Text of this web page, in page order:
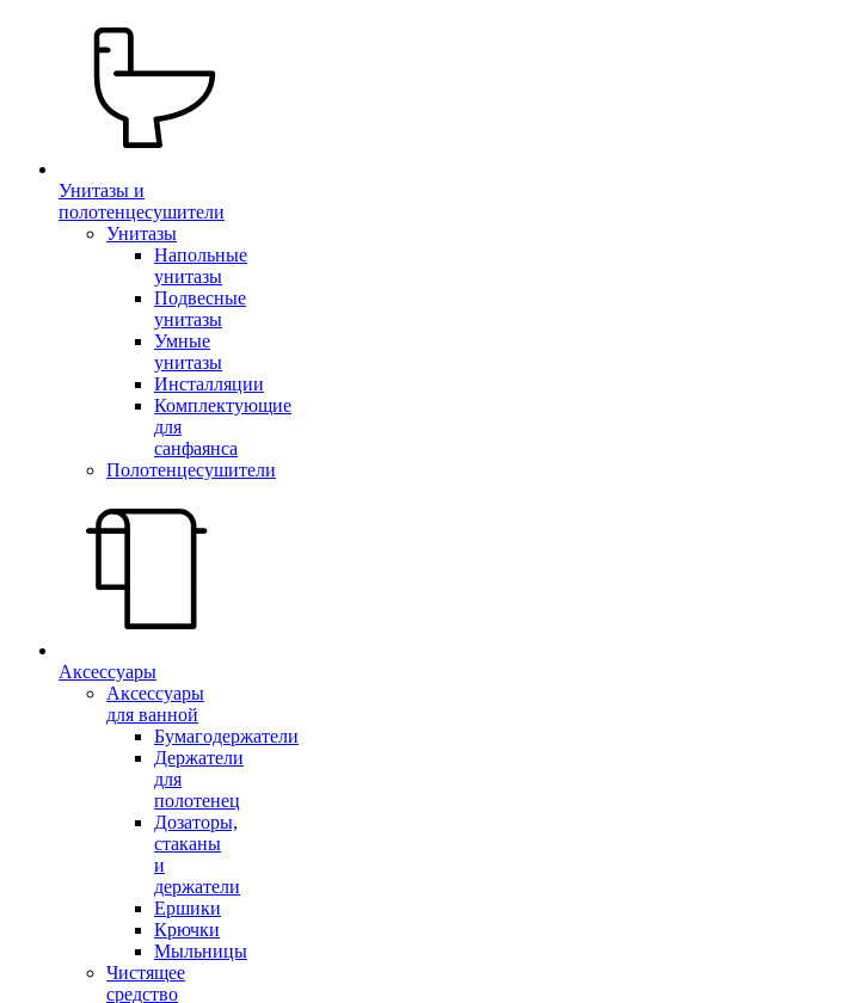
Унитазы и
полотенцесушители
Унитазы
Напольные
унитазы
Подвесные
унитазы
Умные
унитазы
Инсталляции
Комплектующие
для
санфаянса
Полотенцесушители
Аксессуары
Аксессуары
для ванной
Бумагодержатели
Держатели
для
полотенец
Дозаторы,
стаканы
и
держатели
Ершики
Крючки
Мыльницы
Чистящее
средство